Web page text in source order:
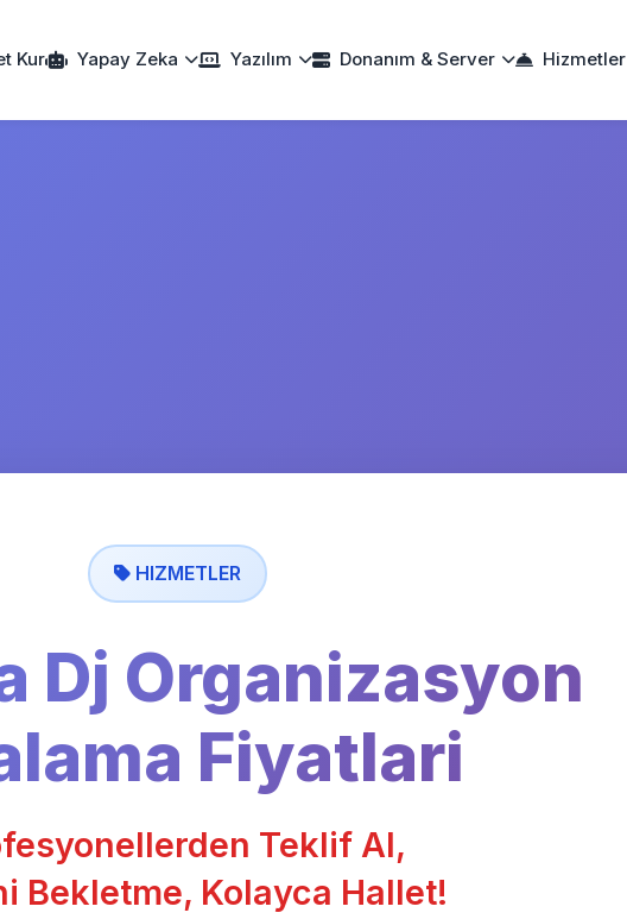
Kur Yapay Zeka Yazılım Donanım & Server Hizmetler
HIZMETLER
Dj Organizasyon
Fiyatlari
Teklif Al,
Bekletme, Kolayca Hallet!